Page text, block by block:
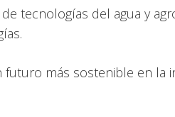
tecnologías del agua y
futuro más sostenible en la